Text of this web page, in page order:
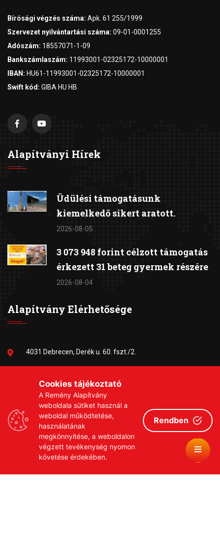
Bírósági végzés száma: Apk. 61 255/1999
Szervezet nyilvántartási száma: 09-01-0001255
Adószám: 18557071-1-09
Bankszámlaszám: 11993001-02325172-10000001
IBAN: HU61-11993001-02325172-10000001
Swift kód: GIBA HU HB
Alapítványi Hírek
Üdülési támogatásunk
kiemelkedő sikert aratott.
2026-08-05
3 073 948 forint célzott támogatás
érkezett 31 beteg gyermek részére
2026-08-04
Alapítvány Elérhetősége
4031 Debrecen, Derék u. 60. fszt./2.
remeny1999@gmail.com
Cookies tájékoztató
A Remény Alapítvány
weboldala sütiket használ a
weboldal működtetése,
használatának
megkönnyítése, a weboldalon
végzett tevékenység nyomon
követése érdekében.
Rendben